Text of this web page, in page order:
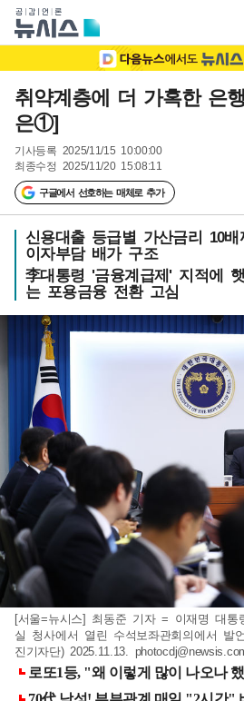
취약계층에 더 가혹한 은
은①]
기사등록 2025/11/15 10:00:00
최종수정 2025/11/20 15:08:11
구글에서 선호하는 매체로 추가
신용대출 등급별 가산금리 10
이자부담 배가 구조
李대통령 '금융계급제' 지적에
는 포용금융 전환 고심
[서울=뉴시스] 최동준 기자 = 이재명 대통
실 청사에서 열린 수석보좌관회의에서 발
진기자단) 2025.11.13.